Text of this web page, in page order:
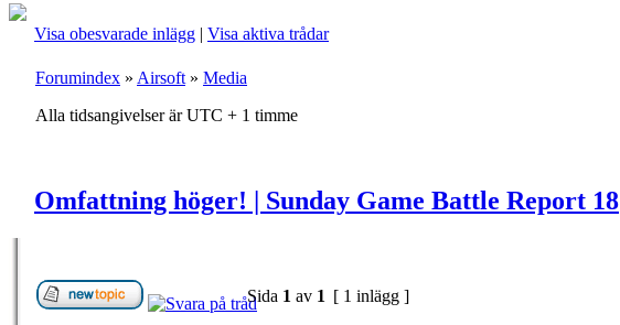
Visa obesvarade inlägg | Visa aktiva trådar
Forumindex » Airsoft » Media
Alla tidsangivelser är UTC + 1 timme
Omfattning höger! | Sunday Game Battle Report 18
Sida 1 av 1 [ 1 inlägg ]